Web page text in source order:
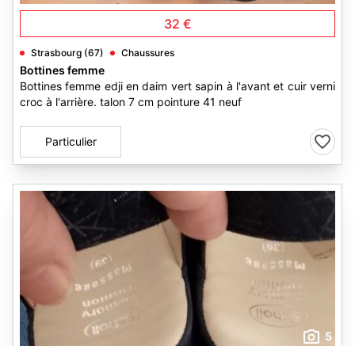
32 €
Strasbourg (67) Chaussures
Bottines femme
Bottines femme edji en daim vert sapin à l'avant et cuir verni
croc à l'arrière. talon 7 cm pointure 41 neuf
Particulier
5